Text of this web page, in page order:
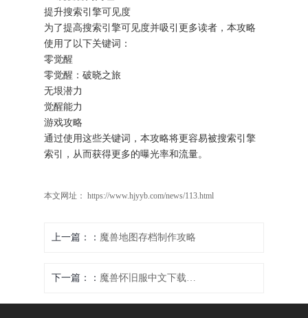
提升搜索引擎可见度
为了提高搜索引擎可见度并吸引更多读者，本攻略
使用了以下关键词：
零觉醒
零觉醒：破晓之旅
无垠潜力
觉醒能力
游戏攻略
通过使用这些关键词，本攻略将更容易被搜索引擎
索引，从而获得更多的曝光率和流量。
本文网址： https://www.hjyyb.com/news/113.html
上一篇： 魔兽地图存档制作攻略
下一篇： 魔兽怀旧服中文下载指南